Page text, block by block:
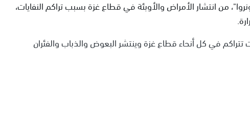
من انتشار الأمراض والأوبئة في قطاع غزة بسبب تراكم النفايات،
في كل أنحاء قطاع غزة وينتشر البعوض والذباب والفئران